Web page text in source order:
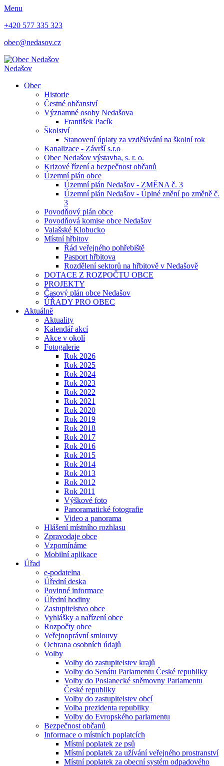
Menu
+420 577 335 323
obec@nedasov.cz
Nedašov
Obec
Historie
Čestné občanství
Významné osoby Nedašova
František Pacík
Školství
Stanovení úplaty za vzdělávání na školní rok
Kanalizace - Závrší s.r.o
Obec Nedašov výstavba, s. r. o.
Krizové řízení a bezpečnost občanů
Územní plán obce
Územní plán Nedašov - ZMĚNA č. 3
Územní plán Nedašov - Úplné znění po změně č.
3
Povodňový plán obce
Povodňová komise obce Nedašov
Valašské Klobucko
Místní hřbitov
Řád veřejného pohřebiště
Pasport hřbitova
Rozdělení sektorů na hřbitově v Nedašově
DOTACE Z ROZPOČTU OBCE
PROJEKTY
Časový plán obce Nedašov
ÚŘADY PRO OBEC
Aktuálně
Aktuality
Kalendář akcí
Akce v okolí
Fotogalerie
Rok 2026
Rok 2025
Rok 2024
Rok 2023
Rok 2022
Rok 2021
Rok 2020
Rok 2019
Rok 2018
Rok 2017
Rok 2016
Rok 2015
Rok 2014
Rok 2013
Rok 2012
Rok 2011
Výškové foto
Panoramatické fotografie
Video a panorama
Hlášení místního rozhlasu
Zpravodaje obce
Vzpomínáme
Mobilní aplikace
Úřad
e-podatelna
Úřední deska
Povinné informace
Úřední hodiny
Zastupitelstvo obce
Vyhlášky a nařízení obce
Rozpočty obce
Veřejnoprávní smlouvy
Ochrana osobních údajů
Volby
Volby do zastupitelstev krajů
Volby do Senátu Parlamentu České republiky
Volby do Poslanecké sněmovny Parlamentu
České republiky
Volby do zastupitelstev obcí
Volba prezidenta republiky
Volby do Evropského parlamentu
Bezpečnost občanů
Informace o místních poplatcích
Místní poplatek ze psů
Místní poplatek za užívání veřejného prostranství
Místní poplatek za obecní systém odpadového